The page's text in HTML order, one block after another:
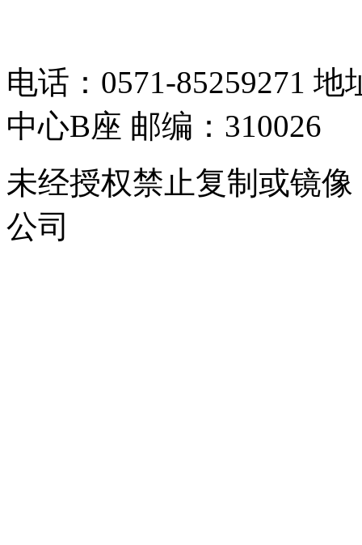
电话：0571-85259271
中心B座 邮编：310026
未经授权禁止复制或镜
公司